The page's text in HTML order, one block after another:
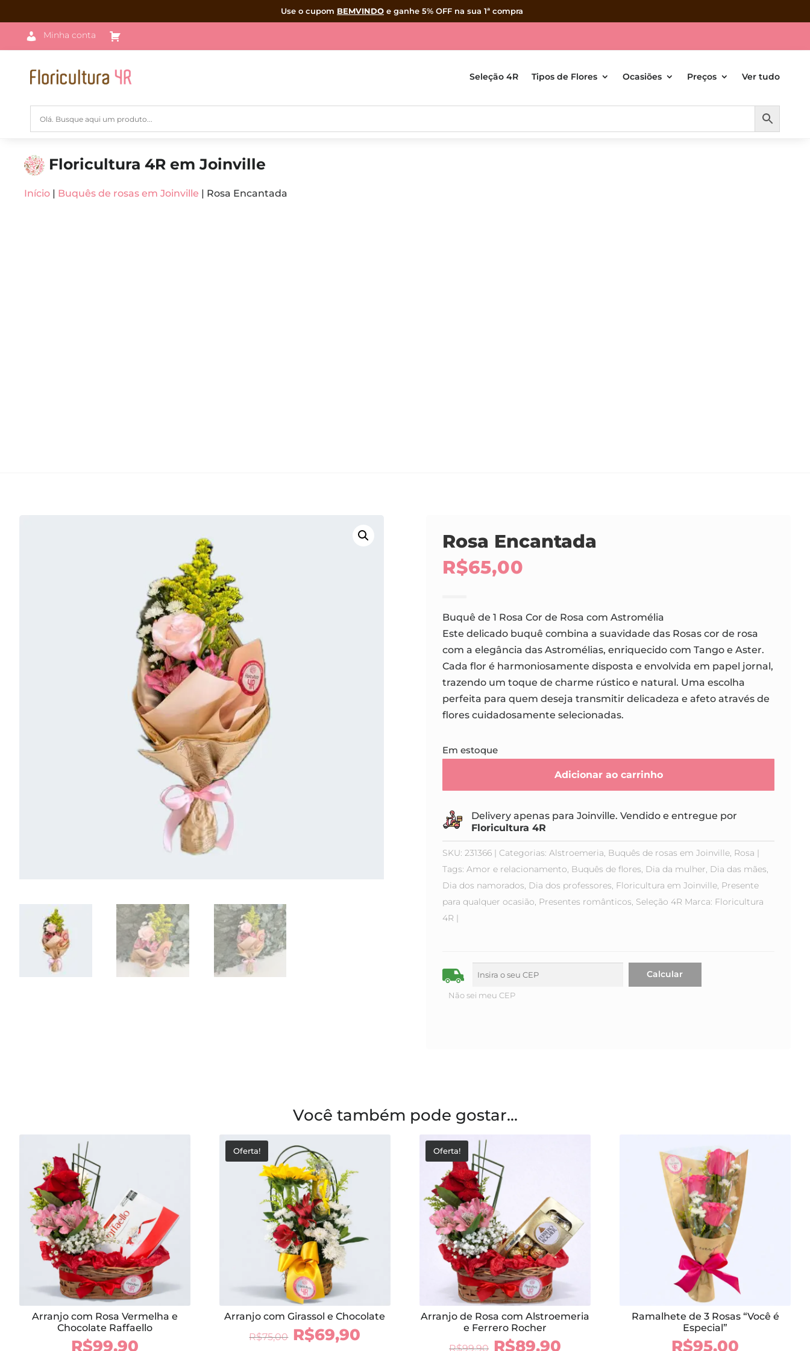
Use o cupom BEMVINDO e ganhe 5% OFF na sua 1ª compra
Minha conta
Seleção 4R Tipos de Flores Ocasiões Preços Ver tudo
Floricultura 4R em Joinville
Início | Buquês de rosas em Joinville | Rosa Encantada
Rosa Encantada
R$65,00
Buquê de 1 Rosa Cor de Rosa com Astromélia
Este delicado buquê combina a suavidade das Rosas cor de rosa
com a elegância das Astromélias, enriquecido com Tango e Aster.
Cada flor é harmoniosamente disposta e envolvida em papel jornal,
trazendo um toque de charme rústico e natural. Uma escolha
perfeita para quem deseja transmitir delicadeza e afeto através de
flores cuidadosamente selecionadas.
Em estoque
Adicionar ao carrinho
Delivery apenas para Joinville. Vendido e entregue por
Floricultura 4R
SKU:231366 Categorias:Alstroemeria, Buquês de rosas em Joinville, Rosa
Tags:Amor e relacionamento, Buquês de flores, Dia da mulher, Dia das mães,
Dia dos namorados, Dia dos professores, Floricultura em Joinville, Presente
para qualquer ocasião, Presentes românticos, Seleção 4R Marca: Floricultura
4R
Não sei meu CEP
Você também pode gostar...
Arranjo com Rosa Vermelha e
Chocolate Raffaello
R$99,90
Oferta!
Arranjo com Girassol e Chocolate
R$75,00 O
R$69,90
Oferta!
Arranjo de Rosa com Alstroemeria
e Ferrero Rocher
R$99,90 O
R$89,90
Ramalhete de 3 Rosas “Você é
Especial”
R$95,00